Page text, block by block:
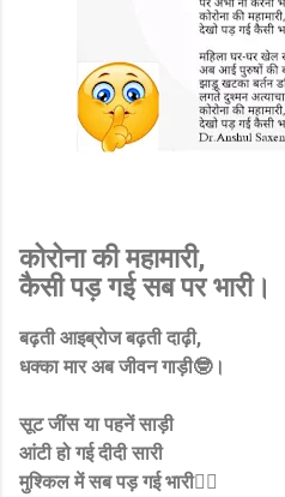
कोरोना की महामारी,
कैसी पड़ गई सब पर भारी।
बढ़ती आइब्रोज बढ़ती दाढ़ी,
धक्का मार अब जीवन गाड़ी🤓।
सूट जींस या पहनें साड़ी
आंटी हो गई दीदी सारी
मुश्किल में सब पड़ गई भारी🙆‍♀️